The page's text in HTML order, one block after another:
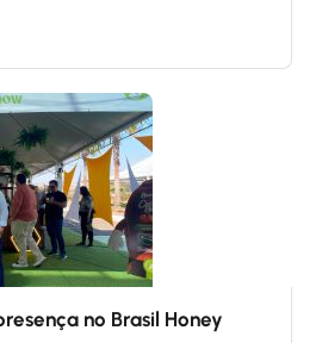
no Brasil Honey